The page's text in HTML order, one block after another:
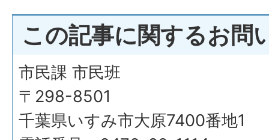
この記事に関するお問
市民課 市民班
〒298-8501
千葉県いすみ市大原7400番地1